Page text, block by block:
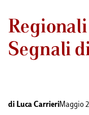
Segnali
di Luca CarrieriMaggio